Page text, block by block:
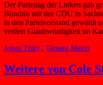
Der Parteitag der Linken gab
Bündnis mit der CDU in
in den Parteivorstand gewählt
verliert Glaubwürdigkeit im
Jonas Thiel , Tamara Mazzi
Weitere von Cole